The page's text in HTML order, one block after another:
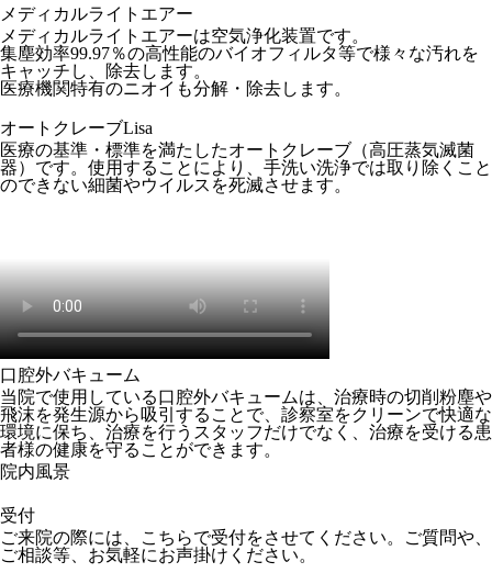
メディカルライトエアー
メディカルライトエアーは空気浄化装置です。
集塵効率99.97％の高性能のバイオフィルタ等で様々な汚れを
キャッチし、除去します。
医療機関特有のニオイも分解・除去します。
オートクレーブLisa
医療の基準・標準を満たしたオートクレーブ（高圧蒸気滅菌
器）です。使用することにより、手洗い洗浄では取り除くこと
のできない細菌やウイルスを死滅させます。
口腔外バキューム
当院で使用している口腔外バキュームは、治療時の切削粉塵や
飛沫を発生源から吸引することで、診察室をクリーンで快適な
環境に保ち、治療を行うスタッフだけでなく、治療を受ける患
者様の健康を守ることができます。
院内風景
受付
ご来院の際には、こちらで受付をさせてください。ご質問や、
ご相談等、お気軽にお声掛けください。